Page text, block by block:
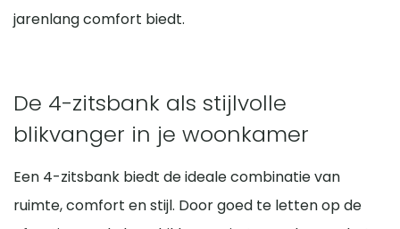
jarenlang comfort biedt.
De 4-zitsbank als stijlvolle
blikvanger in je woonkamer
Een 4-zitsbank biedt de ideale combinatie van
ruimte, comfort en stijl. Door goed te letten op de